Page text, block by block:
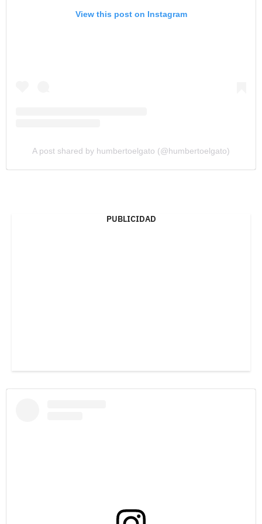
View this post on Instagram
A post shared by humbertoelgato (@humbertoelgato)
PUBLICIDAD